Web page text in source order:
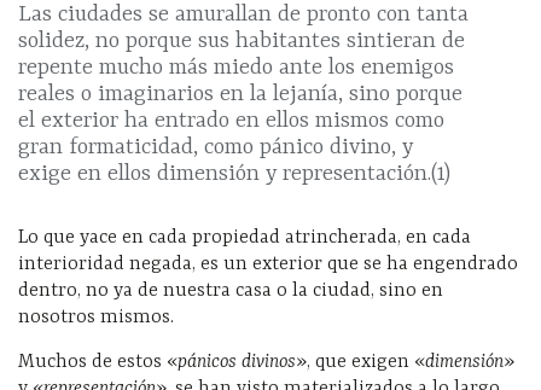
Las ciudades se amurallan de pronto con tanta
solidez, no porque sus habitantes sintieran de
repente mucho más miedo ante los enemigos
reales o imaginarios en la lejanía, sino porque
el exterior ha entrado en ellos mismos como
gran formaticidad, como pánico divino, y
exige en ellos dimensión y representación.(1)
Lo que yace en cada propiedad atrincherada, en cada
interioridad negada, es un exterior que se ha engendrado
dentro, no ya de nuestra casa o la ciudad, sino en
nosotros mismos.
Muchos de estos «pánicos divinos», que exigen «dimensión»